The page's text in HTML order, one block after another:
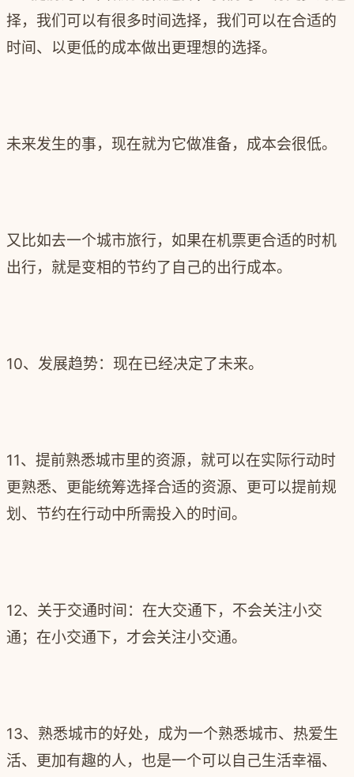
择，我们可以有很多时间选择，我们可以在合适的
时间、以更低的成本做出更理想的选择。
未来发生的事，现在就为它做准备，成本会很低。
又比如去一个城市旅行，如果在机票更合适的时机
出行，就是变相的节约了自己的出行成本。
10、发展趋势：现在已经决定了未来。
11、提前熟悉城市里的资源，就可以在实际行动时
更熟悉、更能统筹选择合适的资源、更可以提前规
划、节约在行动中所需投入的时间。
12、关于交通时间：在大交通下，不会关注小交
通；在小交通下，才会关注小交通。
13、熟悉城市的好处，成为一个熟悉城市、热爱生
活、更加有趣的人，也是一个可以自己生活幸福、